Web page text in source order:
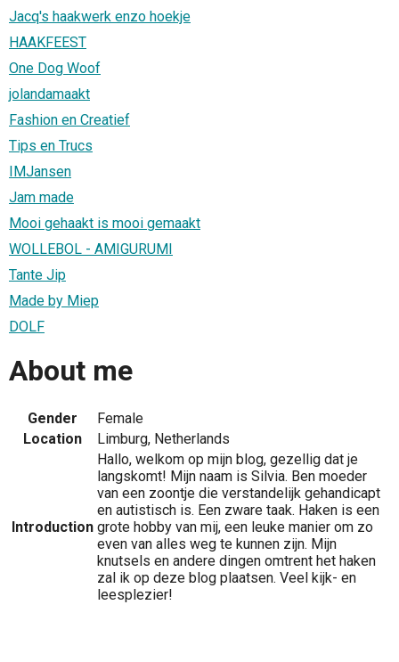
Jacq's haakwerk enzo hoekje
HAAKFEEST
One Dog Woof
jolandamaakt
Fashion en Creatief
Tips en Trucs
IMJansen
Jam made
Mooi gehaakt is mooi gemaakt
WOLLEBOL - AMIGURUMI
Tante Jip
Made by Miep
DOLF
About me
Gender
Female
Location
Limburg, Netherlands
Introduction
Hallo, welkom op mijn blog, gezellig dat je
langskomt! Mijn naam is Silvia. Ben moeder
van een zoontje die verstandelijk gehandicapt
en autistisch is. Een zware taak. Haken is een
grote hobby van mij, een leuke manier om zo
even van alles weg te kunnen zijn. Mijn
knutsels en andere dingen omtrent het haken
zal ik op deze blog plaatsen. Veel kijk- en
leesplezier!